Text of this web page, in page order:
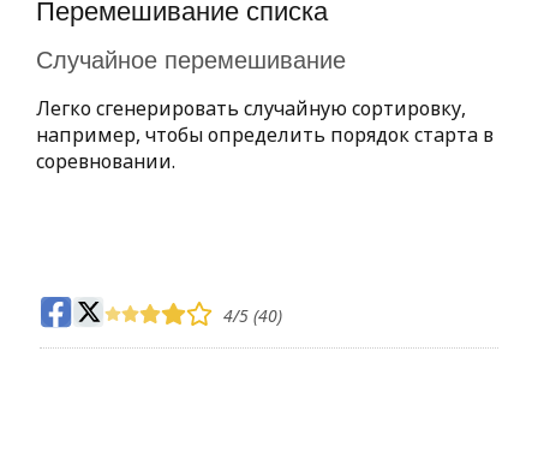
Перемешивание списка
Случайное перемешивание
Легко сгенерировать случайную сортировку,
например, чтобы определить порядок старта в
соревновании.
4/5 (40)